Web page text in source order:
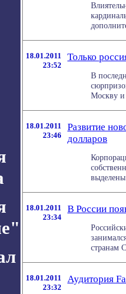
18.01.2011
23:52
Только
В
Москву и
18.01.2011
23:46
Развитие
долларов
18.01.2011
23:34
В России
странам
18.01.2011
23:32
Аудитория